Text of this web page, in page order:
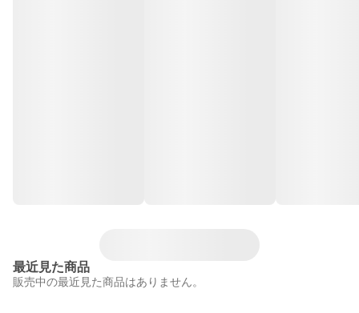
最近見た商品
販売中の最近見た商品はありません。